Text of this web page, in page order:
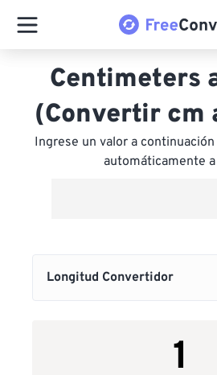
Centimeters
(Convertir cm
Ingrese un valor a
automáticamente